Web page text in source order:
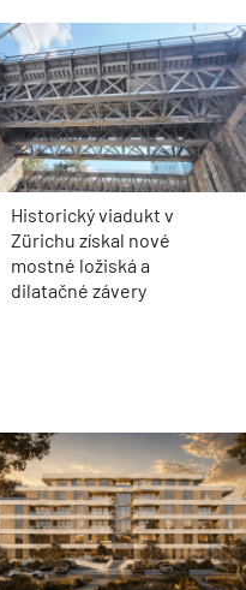
Historický viadukt v
Zürichu získal nové
mostné ložiská a
dilatačné závery